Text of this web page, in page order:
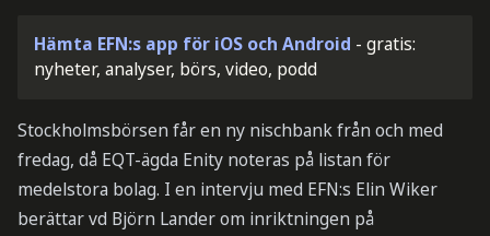
Hämta EFN:s app för iOS och Android - gratis:
nyheter, analyser, börs, video, podd
Stockholmsbörsen får en ny nischbank från och med
fredag, då EQT-ägda Enity noteras på listan för
medelstora bolag. I en intervju med EFN:s Elin Wiker
berättar vd Björn Lander om inriktningen på